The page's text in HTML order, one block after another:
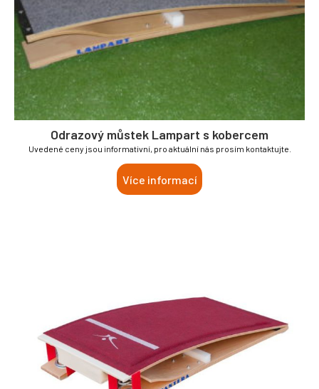
Odrazový můstek Lampart s kobercem
Uvedené ceny jsou informativní, pro aktuální nás prosím kontaktujte.
Více informací